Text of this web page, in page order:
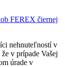
nehnuteľností v
v prípade Vašej
úrade v